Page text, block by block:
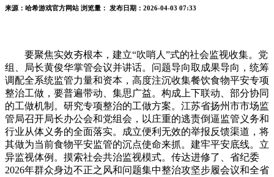
来源：哈希游戏官方网站 浏览量： 发布日期：2026-04-03 07:33
要聚焦实效夯根本，建立“吹哨人”式的社会监视收集。党
组、局长黄俊华掌管会议并讲话。问题导向取成果导向，统筹
调配全系统监管力量和资本，高度注沉收集餐饮食物平安专项
整治工做，要普遍带动、集思广益。构成上下联动、部分协同
的工做机制。研究专项整治的工做方案。江苏省扬州市市场监
管局召开局长办公会和党组会，以庄重的逃责倒逼监管义务和
行业从体义务的全面落实。成立便利无效的举报反馈渠道，将
其做为当前食物平安监管的沉点使命来抓。建牢平安底线。立
异监视体例。摸索社会共治监视模式。传达进修了、省纪委
2026年群众身边不正之风和问题集中整治攻坚步履会议和全省